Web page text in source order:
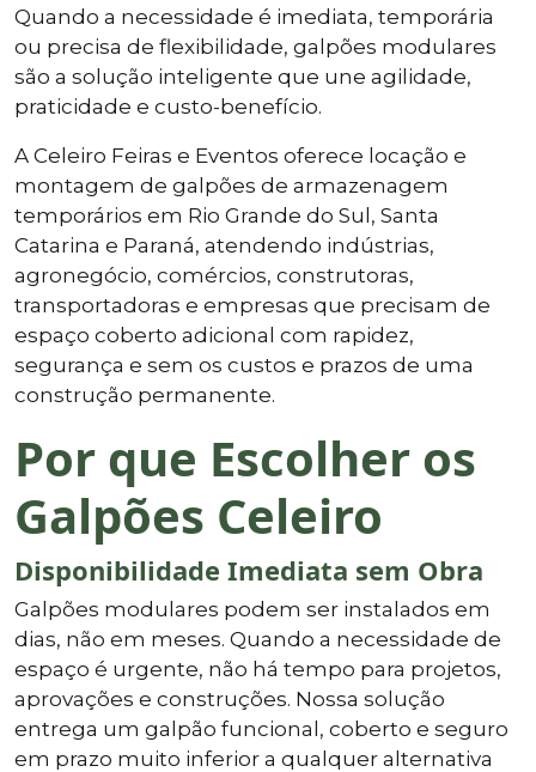
Quando a necessidade é imediata, temporária
ou precisa de flexibilidade, galpões modulares
são a solução inteligente que une agilidade,
praticidade e custo-benefício.
A Celeiro Feiras e Eventos oferece locação e
montagem de galpões de armazenagem
temporários em Rio Grande do Sul, Santa
Catarina e Paraná, atendendo indústrias,
agronegócio, comércios, construtoras,
transportadoras e empresas que precisam de
espaço coberto adicional com rapidez,
segurança e sem os custos e prazos de uma
construção permanente.
Por que Escolher os
Galpões Celeiro
Disponibilidade Imediata sem Obra
Galpões modulares podem ser instalados em
dias, não em meses. Quando a necessidade de
espaço é urgente, não há tempo para projetos,
aprovações e construções. Nossa solução
entrega um galpão funcional, coberto e seguro
em prazo muito inferior a qualquer alternativa